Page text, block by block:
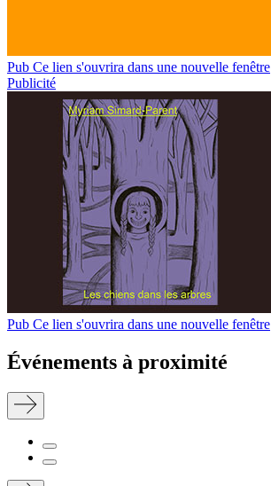
Pub Ce lien s'ouvrira dans une nouvelle fenêtre
Publicité
Pub Ce lien s'ouvrira dans une nouvelle fenêtre
Événements à proximité